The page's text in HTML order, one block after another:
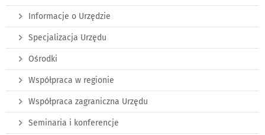
Informacje o Urzędzie
Specjalizacja Urzędu
Ośrodki
Współpraca w regionie
Współpraca zagraniczna Urzędu
Seminaria i konferencje